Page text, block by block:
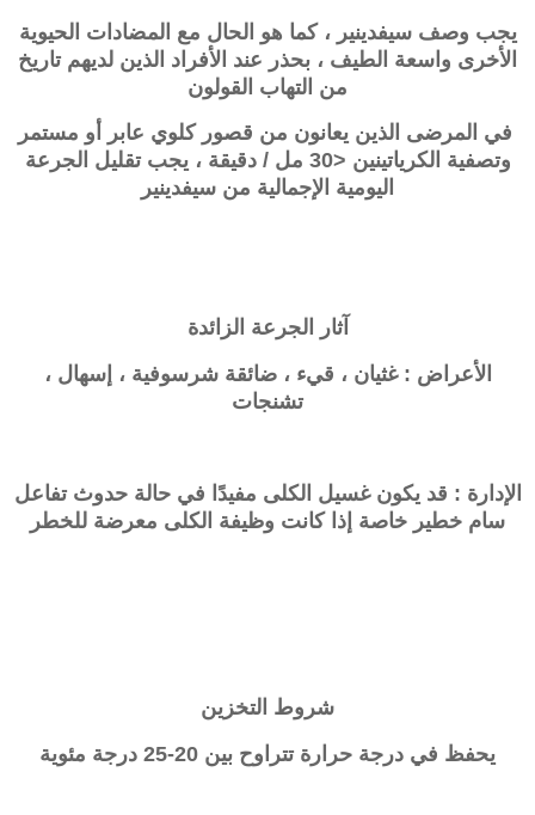
يجب وصفسيفدينير ، كما هو الحال مع المضادات الحيوية
الأخرى واسعة الطيف ، بحذر عند الأفراد الذين لديهم تاريخ
من التهاب القولون
في المرضى الذين يعانون من قصور كلوي عابر أو مستمر
وتصفية الكرياتينين <30 مل / دقيقة ، يجب تقليل الجرعة
اليومية الإجمالية من سيفدينير
آثار الجرعة الزائدة
الأعراض : غثيان ، قيء ، ضائقة شرسوفية ، إسهال ،
تشنجات
الإدارة : قد يكون غسيل الكلى مفيدًا في حالة حدوث تفاعل
سام خطير خاصة إذا كانت وظيفة الكلى معرضة للخطر
شروط التخزين
يحفظ في درجة حرارة تتراوح بين 20-25 درجة مئوية